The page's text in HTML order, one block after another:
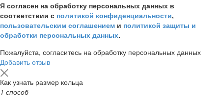
Я согласен на обработку персональных данных в
соответствии с политикой конфиденциальности,
пользовательским соглашением и политикой защиты и
обработки персональных данных.
Пожалуйста, согласитесь на обработку персональных данных
Добавить отзыв
Как узнать размер кольца
1 способ